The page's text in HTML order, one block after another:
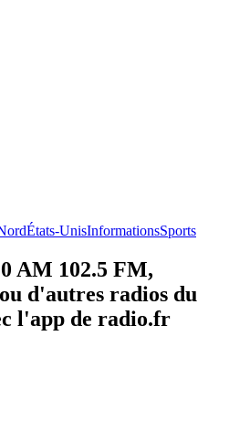
États-UnisInformationsSports
AM 102.5 FM,
d'autres radios du
l'app de radio.fr